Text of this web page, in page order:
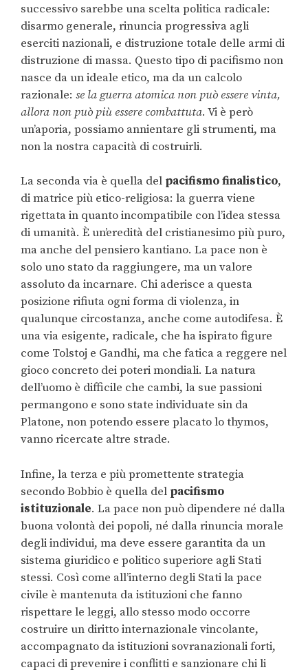
successivo sarebbe una scelta politica radicale:
disarmo generale, rinuncia progressiva agli
eserciti nazionali, e distruzione totale delle armi di
distruzione di massa. Questo tipo di pacifismo non
nasce da un ideale etico, ma da un calcolo
razionale: se la guerra atomica non può essere vinta,
allora non può più essere combattuta. Vi è però
un’aporia, possiamo annientare gli strumenti, ma
non la nostra capacità di costruirli.
La seconda via è quella del pacifismo finalistico,
di matrice più etico-religiosa: la guerra viene
rigettata in quanto incompatibile con l’idea stessa
di umanità. È un’eredità del cristianesimo più puro,
ma anche del pensiero kantiano. La pace non è
solo uno stato da raggiungere, ma un valore
assoluto da incarnare. Chi aderisce a questa
posizione rifiuta ogni forma di violenza, in
qualunque circostanza, anche come autodifesa. È
una via esigente, radicale, che ha ispirato figure
come Tolstoj e Gandhi, ma che fatica a reggere nel
gioco concreto dei poteri mondiali. La natura
dell’uomo è difficile che cambi, la sue passioni
permangono e sono state individuate sin da
Platone, non potendo essere placato lo thymos,
vanno ricercate altre strade.
Infine, la terza e più promettente strategia
secondo Bobbio è quella del pacifismo
istituzionale. La pace non può dipendere né dalla
buona volontà dei popoli, né dalla rinuncia morale
degli individui, ma deve essere garantita da un
sistema giuridico e politico superiore agli Stati
stessi. Così come all’interno degli Stati la pace
civile è mantenuta da istituzioni che fanno
rispettare le leggi, allo stesso modo occorre
costruire un diritto internazionale vincolante,
accompagnato daistituzioni sovranazionali forti,
capaci di prevenire i conflitti e sanzionare chi li